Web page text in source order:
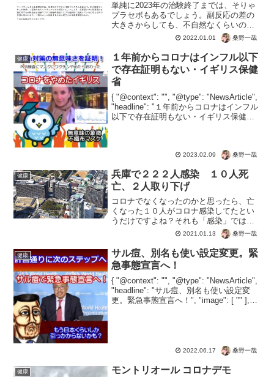
単純に2023年の治験終了までは、そりゃ
プラセボもあるでしょう。副反応の差の
大きさからしても、不自然なくらいの突
然死や心筋炎が報告されていますから。
ただせっかく接種チャンス。そのまま何
もせずに帰すとも考えにくい。だっても
う世界中の人がコロナ...
2022.01.01 桑野一哉
健康
１年前からコロナはインフル以下
で存在証明もない・イギリス保健
省
{ "@context": "", "@type": "NewsArticle",
"headline": "１年前からコロナはインフル
以下で存在証明もない・イギリス保健省",
2023.02.09 桑野一哉
健康
兵庫で２２２人感染 １０人死
亡、２人取り下げ
コロナでなくなったのかと思ったら、亡
くなった１０人がコロナ感染してたとい
うだけですよね？それも「感染」ではな
くPCR検査で「陽性」だっただけ。です
よね？報道なのに詳細が書いてないので
憶測ですが。公表済みの感染者２人の取
り下げも発表されている...
2021.01.13 桑野一哉
健康
サル痘、別名も使い設定変更。緊
急事態宣言へ！
{ "@context": "", "@type": "NewsArticle",
"headline": "サル痘、別名も使い設定変
更。緊急事態宣言へ！", "image": [ "" ],
2022.06.17 桑野一哉
健康 モントリオール コロナデモ